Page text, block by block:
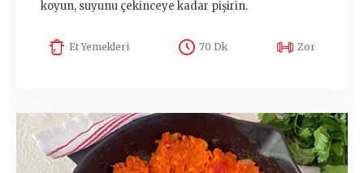
koyun, suyunu çekinceye kadar pişirin.
Et Yemekleri 70 Dk Zor